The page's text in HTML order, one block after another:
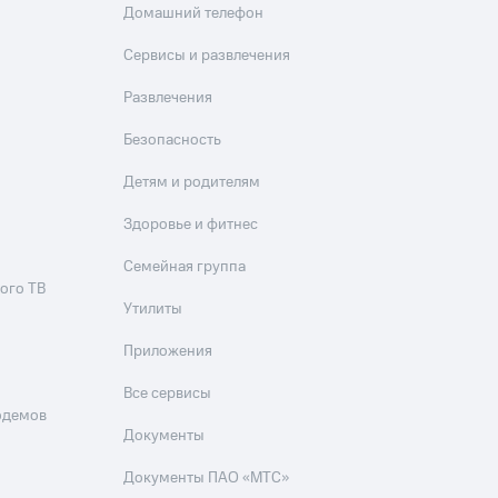
ТВ
Домашний телефон
Сервисы и развлечения
Развлечения
Безопасность
Детям и родителям
Здоровье и фитнес
Семейная группа
Утилиты
Приложения
Все сервисы
Документы
Документы ПАО «МТС»